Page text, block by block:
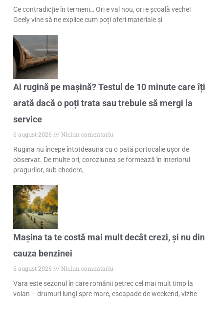
Ce contradicție în termeni… Ori e val nou, ori e școală veche!
Geely vine să ne explice cum poți oferi materiale și
Ai rugină pe mașină? Testul de 10 minute care îți
arată dacă o poți trata sau trebuie să mergi la
service
6 august 2026
Niciun comentariu
Rugina nu începe întotdeauna cu o pată portocalie ușor de
observat. De multe ori, coroziunea se formează în interiorul
pragurilor, sub chedere,
Mașina ta te costă mai mult decât crezi, și nu din
cauza benzinei
6 august 2026
Niciun comentariu
Vara este sezonul în care românii petrec cel mai mult timp la
volan – drumuri lungi spre mare, escapade de weekend, vizite